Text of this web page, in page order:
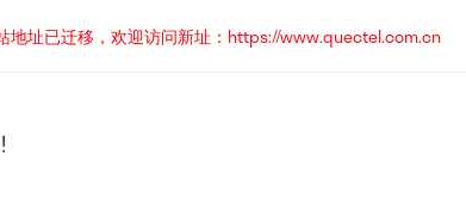
地址已迁移，欢迎访问新址：https://www.quectel.com.cn